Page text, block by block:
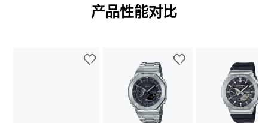
产品性能对比